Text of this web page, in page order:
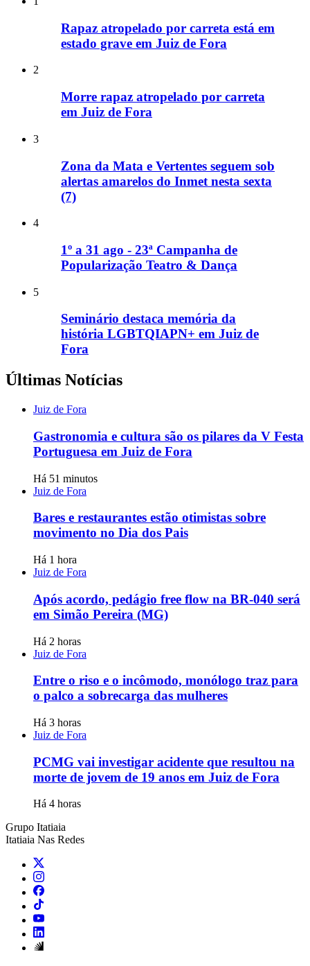
Rapaz atropelado por carreta está em
estado grave em Juiz de Fora
2
Morre rapaz atropelado por carreta
em Juiz de Fora
3
Zona da Mata e Vertentes seguem sob
alertas amarelos do Inmet nesta sexta
(7)
4
1º a 31 ago - 23ª Campanha de
Popularização Teatro & Dança
5
Seminário destaca memória da
história LGBTQIAPN+ em Juiz de
Fora
Últimas Notícias
Juiz de Fora
Gastronomia e cultura são os pilares da V Festa
Portuguesa em Juiz de Fora
Há 51 minutos
Juiz de Fora
Bares e restaurantes estão otimistas sobre
movimento no Dia dos Pais
Há 1 hora
Juiz de Fora
Após acordo, pedágio free flow na BR-040 será
em Simão Pereira (MG)
Há 2 horas
Juiz de Fora
Entre o riso e o incômodo, monólogo traz para
o palco a sobrecarga das mulheres
Há 3 horas
Juiz de Fora
PCMG vai investigar acidente que resultou na
morte de jovem de 19 anos em Juiz de Fora
Há 4 horas
Grupo Itatiaia
Itatiaia Nas Redes